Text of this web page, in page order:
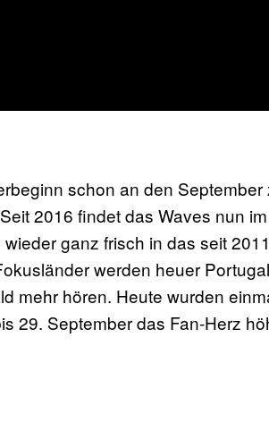
schon an den
2016 findet das Waves nun
ganz frisch in das seit 2011
werden heuer
mehr hören. Heute wurden
29. September das Fan-Herz